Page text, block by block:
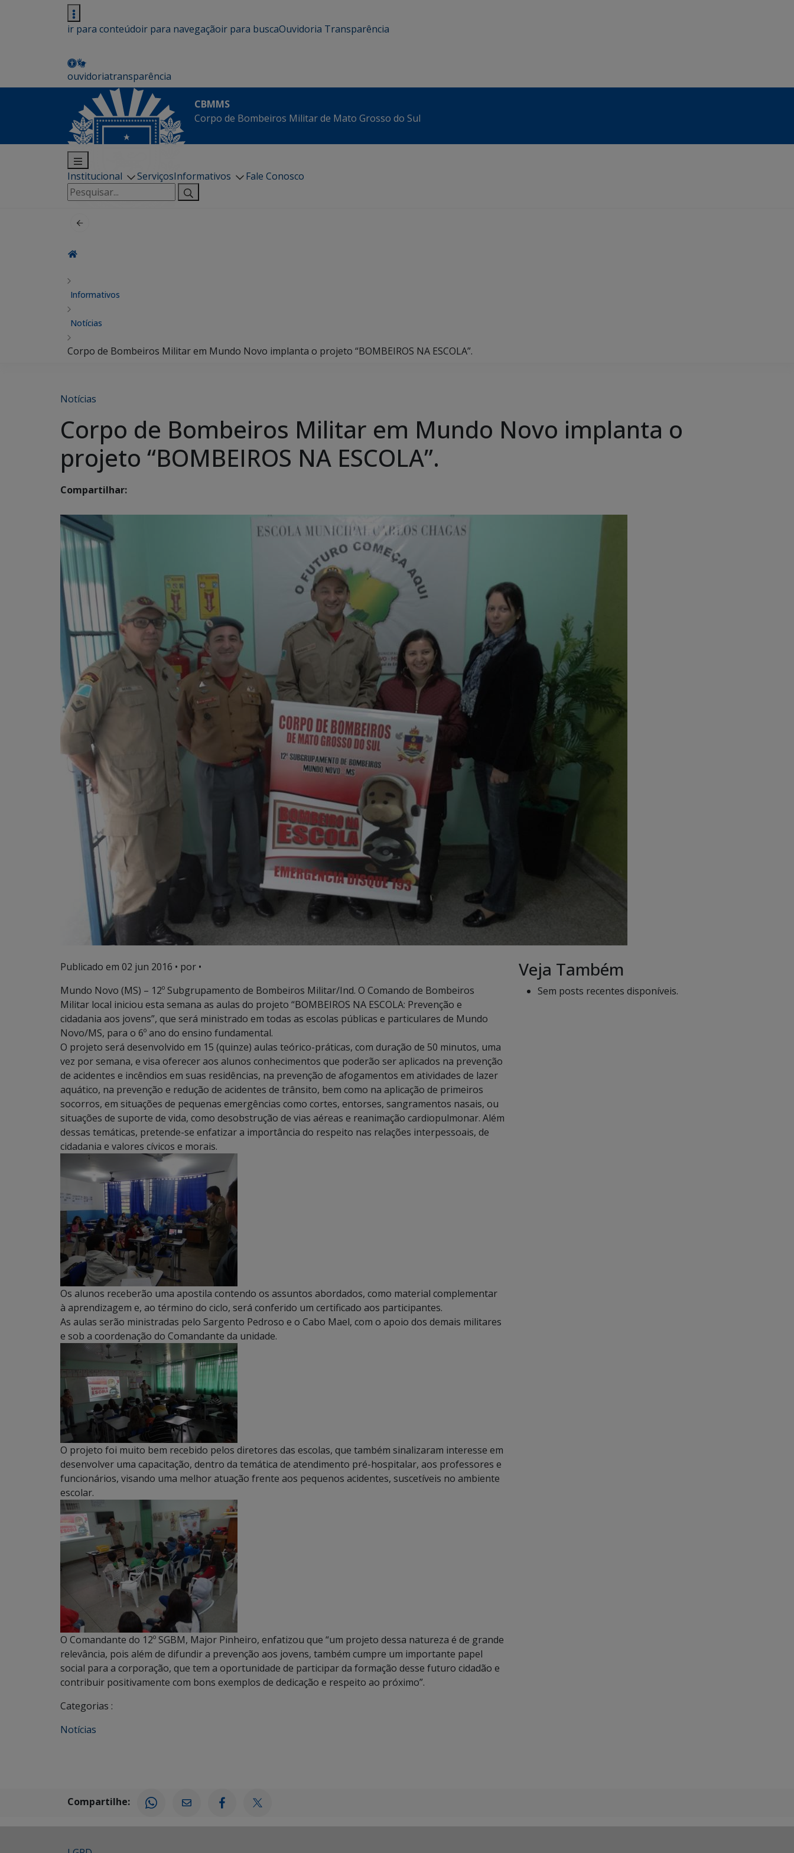
ir para conteúdoir para navegaçãoir para buscaOuvidoria Transparência
ouvidoriatransparência
CBMMS
Corpo de Bombeiros Militar de Mato Grosso do Sul
Institucional ServiçosInformativos
Fale Conosco
Pesquisar
por:
Informativos
Notícias
Corpo de Bombeiros Militar em Mundo Novo implanta o projeto “BOMBEIROS NA ESCOLA”.
Notícias
Corpo de Bombeiros Militar em Mundo Novo implanta o
projeto “BOMBEIROS NA ESCOLA”.
Compartilhar:
Publicado em 02 jun 2016 • por •
Mundo Novo (MS) – 12º Subgrupamento de Bombeiros Militar/Ind. O Comando de Bombeiros
Militar local iniciou esta semana as aulas do projeto “BOMBEIROS NA ESCOLA: Prevenção e
cidadania aos jovens”, que será ministrado em todas as escolas públicas e particulares de Mundo
Novo/MS, para o 6º ano do ensino fundamental.
O projeto será desenvolvido em 15 (quinze) aulas teórico-práticas, com duração de 50 minutos, uma
vez por semana, e visa oferecer aos alunos conhecimentos que poderão ser aplicados na prevenção
de acidentes e incêndios em suas residências, na prevenção de afogamentos em atividades de lazer
aquático, na prevenção e redução de acidentes de trânsito, bem como na aplicação de primeiros
socorros, em situações de pequenas emergências como cortes, entorses, sangramentos nasais, ou
situações de suporte de vida, como desobstrução de vias aéreas e reanimação cardiopulmonar. Além
dessas temáticas, pretende-se enfatizar a importância do respeito nas relações interpessoais, de
cidadania e valores cívicos e morais.
Os alunos receberão uma apostila contendo os assuntos abordados, como material complementar
à aprendizagem e, ao término do ciclo, será conferido um certificado aos participantes.
As aulas serão ministradas pelo Sargento Pedroso e o Cabo Mael, com o apoio dos demais militares
e sob a coordenação do Comandante da unidade.
O projeto foi muito bem recebido pelos diretores das escolas, que também sinalizaram interesse em
desenvolver uma capacitação, dentro da temática de atendimento pré-hospitalar, aos professores e
funcionários, visando uma melhor atuação frente aos pequenos acidentes, suscetíveis no ambiente
escolar.
O Comandante do 12º SGBM, Major Pinheiro, enfatizou que “um projeto dessa natureza é de grande
relevância, pois além de difundir a prevenção aos jovens, também cumpre um importante papel
social para a corporação, que tem a oportunidade de participar da formação desse futuro cidadão e
contribuir positivamente com bons exemplos de dedicação e respeito ao próximo”.
Categorias :
Notícias
Veja Também
Sem posts recentes disponíveis.
Compartilhe: